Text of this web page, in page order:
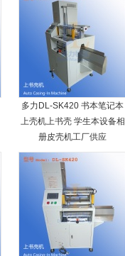
多力DL-SK420 书本笔记本
上壳机上书壳 学生本设备相
册皮壳机工厂供应